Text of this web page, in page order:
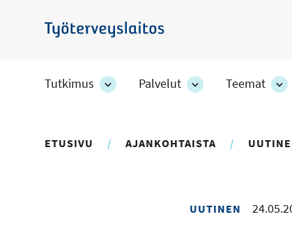
pääsisältöön
Työterveyslaitos
Tutkimus
TutkimusPalvelut
PalvelutTeemat
ETUSIVU AJANKOHTAISTA
UUTINEN